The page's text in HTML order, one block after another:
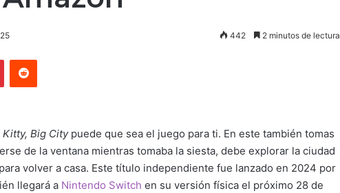
442 2 minutos de lectura
Big Citypuede que sea el juego para ti. En este también tomas
de la ventana mientras tomaba la siesta, debe explorar la ciudad
volver a casa. Este título independiente fue lanzado en 2024 por
llegará a Nintendo Switch en su versión física el próximo 28 de